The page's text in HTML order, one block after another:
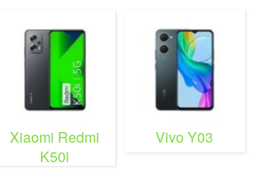
Xiaomi Redmi
K50i
Vivo Y03